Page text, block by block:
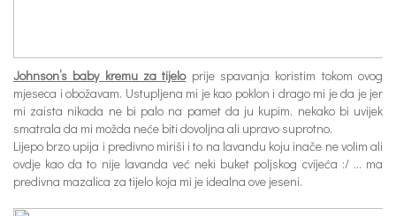
Johnson’s baby kremu za tijeloprije spavanja koristim tokom ovog
mjeseca i obožavam. Ustupljena mi je kao poklon i drago mi je da je jer
mi zaista nikada ne bi palo na pamet da ju kupim, nekako bi uvijek
smatrala da mi možda neće biti dovoljna ali upravo suprotno.
Lijepo brzo upija i predivno miriši i to na lavandu koju inače ne volim ali
ovdje kao da to nije lavanda već neki buket poljskog cvijeća :/ … ma
predivna mazalica za tijelo koja mi je idealna ove jeseni.